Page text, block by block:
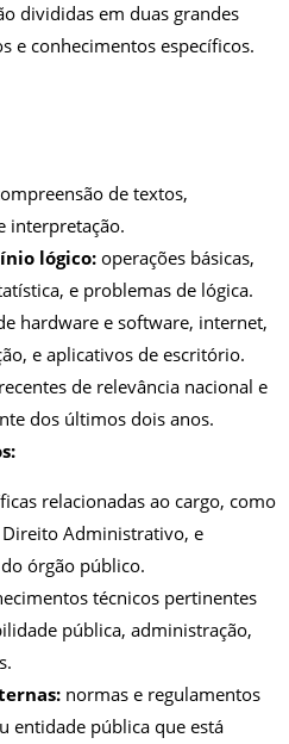
divididas em duas grandes
e conhecimentos específicos.
de textos,
interpretação.
lógico: operações básicas,
e problemas de lógica.
hardware e software, internet,
e aplicativos de escritório.
de relevância nacional e
dos últimos dois anos.
relacionadas ao cargo, como
Administrativo, e
órgão público.
técnicos pertinentes
pública, administração,
normas e regulamentos
entidade pública que está